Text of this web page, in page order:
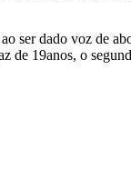
ser dado voz de
19anos, o